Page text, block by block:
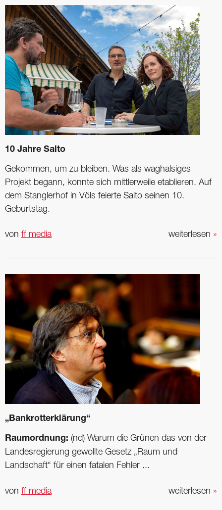
10 Jahre Salto
Gekommen, um zu bleiben. Was als waghalsiges
Projekt begann, konnte sich ­mittlerweile etablieren. Auf
dem Stanglerhof in Völs feierte Salto seinen 10.
Geburtstag.
weiterlesen »
von ff media
„Bankrotterklärung“
Raumordnung: (nd) Warum die Grünen das von der
Landesregierung gewollte Gesetz „Raum und
Landschaft“ für einen fatalen Fehler ...
weiterlesen »
von ff media